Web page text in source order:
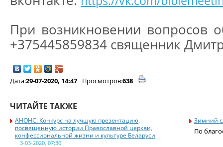
При возникновении вопросов
+375445859834 священник
Дата:29-07-2020, 14:47 Просмотров:638
ЧИТАЙТЕ ТАКЖЕ
АНОНС. Конкурс на лучшую презентацию,
посвященную истории Православной церкви,
конфессиональной жизни и культуре Беларуси
3-03-2020, 07:30
Зимний
По